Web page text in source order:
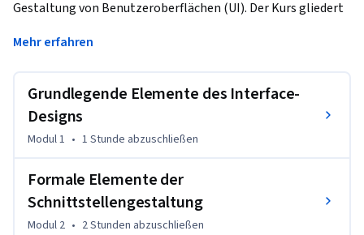
Gestaltung von Benutzeroberflächen (UI). Der Kurs gliedert
grundlegenden Interaktionskonzepten bis hin zu den
vorarbeiten. Anschließend analysieren Sie aktive
Navigationskomponenten wie Menüs und Schaltflächen,
bevor Sie die Gestaltungsregeln der Hierarchie und des
plattformübergreifenden Designs erlernen. In einer Reihe
erworbenen Fähigkeiten an, um eine einheitliche,
benutzerfreundliche, statische Bildschirmoberfläche zu
entwerfen.
Mehr erfahren
Grundlegende Elemente des Interface-
Designs
Modul 1 • 1 Stunde abzuschließen
Formale Elemente der
Schnittstellengestaltung
Modul 2 • 2 Stunden abzuschließen